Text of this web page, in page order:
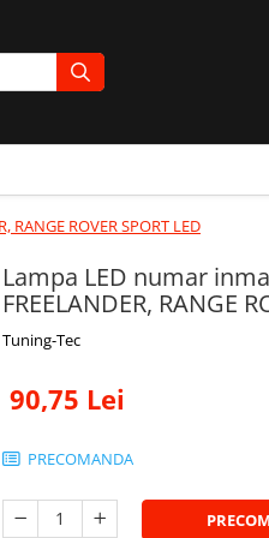
ROVER SPORT LED
Lampa LED numar
FREELANDER, RANGE
Tuning-Tec
90,75 Lei
PRECOMANDA